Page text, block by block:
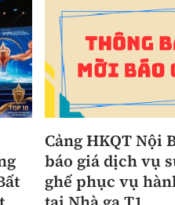
Cảng HKQT Nội
báo giá dịch vụ
ghế phục vụ